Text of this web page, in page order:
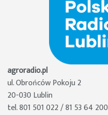
agroradio.pl
ul. Obrońców Pokoju 2
20-030 Lublin
tel. 801 501 022 / 81 53 64 200